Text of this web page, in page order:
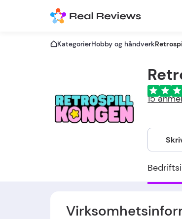
KategorierHobby og håndverk
15